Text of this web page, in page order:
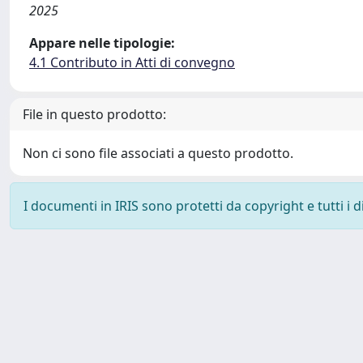
2025
Appare nelle tipologie:
4.1 Contributo in Atti di convegno
File in questo prodotto:
Non ci sono file associati a questo prodotto.
I documenti in IRIS sono protetti da copyright e tutti i